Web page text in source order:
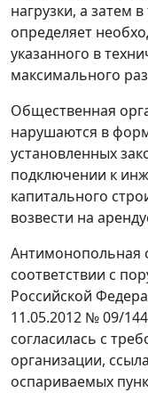
нагрузки, а затем
определяет
указанного в
максимального
Общественная
нарушаются в
установленных
подключении к
капитального
возвести на
Антимонопольная
соответствии с
Российской
11.05.2012 № 09/
согласилась с
организации,
оспариваемых